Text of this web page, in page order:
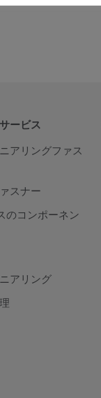
ービス
アリングファス
スナー
のコンポーネン
アリング